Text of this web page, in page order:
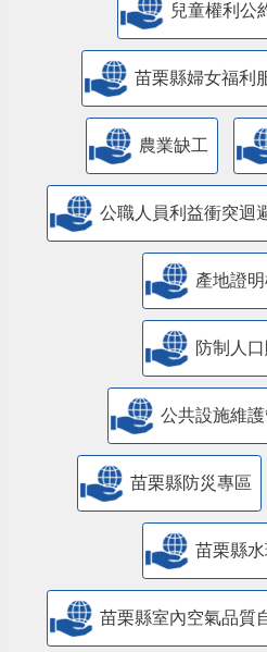
兒童權利公
苗栗縣婦女福利
農業缺工
公職人員利益衝突迴
產地證
防制人
公共設施維
苗栗縣防災專區
苗栗縣
苗栗縣室內空氣品質